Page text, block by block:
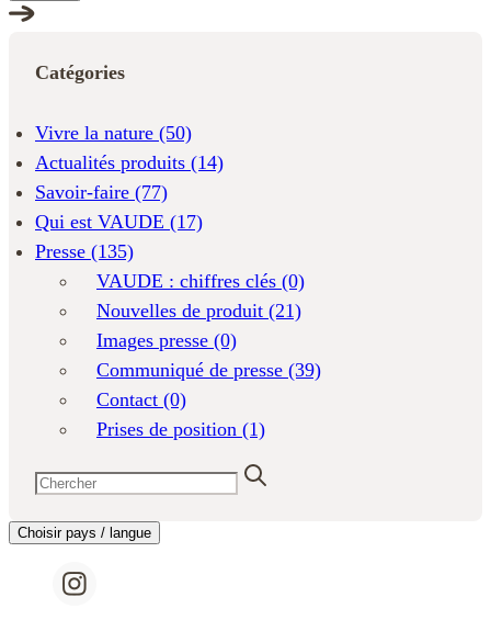
Catégories
Vivre la nature (50)
Actualités produits (14)
Savoir-faire (77)
Qui est VAUDE (17)
Presse (135)
VAUDE : chiffres clés (0)
Nouvelles de produit (21)
Images presse (0)
Communiqué de presse (39)
Contact (0)
Prises de position (1)
Choisir pays / langue